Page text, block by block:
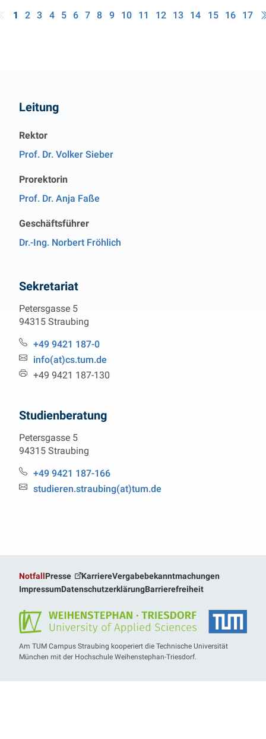
1 2 3 4 5 6 7 8 9 10 11 12 13 14 15 16 17
Leitung
Rektor
Prof. Dr. Volker Sieber
Prorektorin
Prof. Dr. Anja Faße
Geschäftsführer
Dr.-Ing. Norbert Fröhlich
Sekretariat
Petersgasse 5
94315 Straubing
Telefon:
+49 9421 187-0
Email:info(at)cs.tum.de
Fax:+49 9421 187-130
Studienberatung
Petersgasse 5
94315 Straubing
Tel.:+49 9421 187-166
Email:studieren.straubing(at)tum.de
NotfallPresse KarriereVergabebekanntmachungen
ImpressumDatenschutzerklärungBarrierefreiheit
Am TUM Campus Straubing kooperiert die Technische Universität
München mit der Hochschule Weihenstephan-Triesdorf.